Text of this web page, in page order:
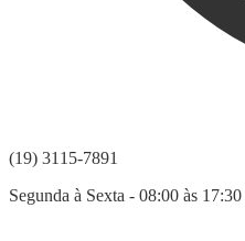
(19) 3115-7891
Segunda à Sexta - 08:00 às 17:30